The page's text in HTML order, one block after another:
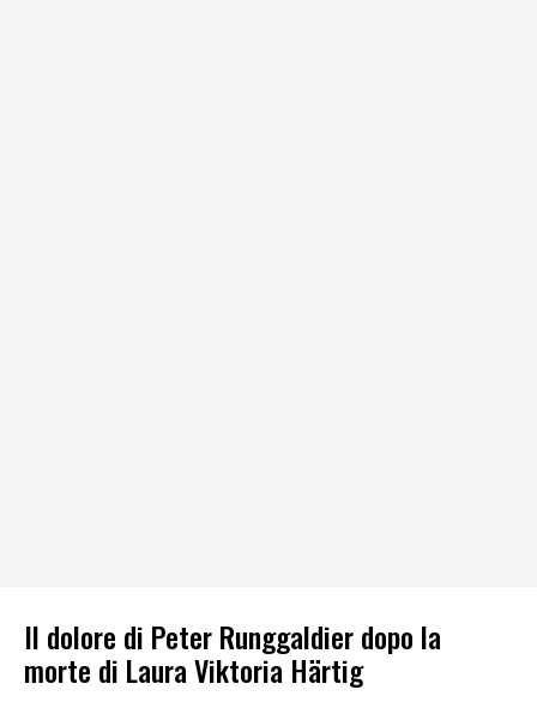
Il dolore di Peter Runggaldier dopo la
morte di Laura Viktoria Härtig